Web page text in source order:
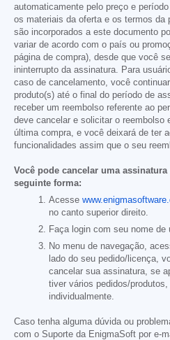
automaticamente pelo preço e
os materiais da oferta e os termos da
são incorporados a este documento
variar de acordo com o país ou
página de compra), desde que você
ininterrupto da assinatura. Para
caso de cancelamento, você
produto(s) até o final do período de
receber um reembolso referente ao
deve cancelar e solicitar o reembolso
última compra, e você deixará de ter
funcionalidades assim que o seu
Você pode cancelar uma
seguinte forma:
Acesse
no canto superior direito.
Faça login com seu nome de
No menu de navegação,
lado do seu pedido/licença,
cancelar sua assinatura, se
tiver vários pedidos/
individualmente.
Caso tenha alguma dúvida ou
com o Suporte da EnigmaSoft por e-